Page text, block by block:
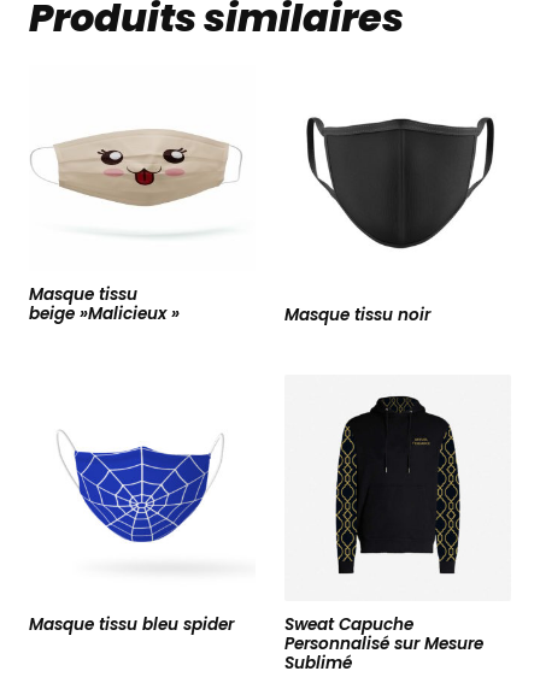
Produits similaires
Masque tissu
beige »Malicieux »
Masque tissu noir
Masque tissu bleu spider
Sweat Capuche
Personnalisé sur Mesure
Sublimé